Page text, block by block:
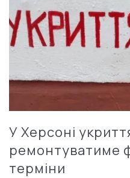
У Херсоні
ремонтуватиме
терміни